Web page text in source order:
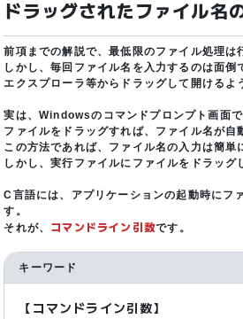
ドラッグされたファイル名
前項までの解説で、最低限のファイル処理は
しかし、毎回ファイル名を入力するのは面倒
エクスプローラ等からドラッグして開けるよ
実は、Windowsのコマンドプロンプト画面で
ファイルをドラッグすれば、ファイル名が自
この方法であれば、ファイル名の入力は簡単
しかし、実行ファイルにファイルをドラッグ
C言語には、アプリケーションの起動時にフ
す。
それが、 コマンドライン引数です。
キーワード
【コマンドライン引数】